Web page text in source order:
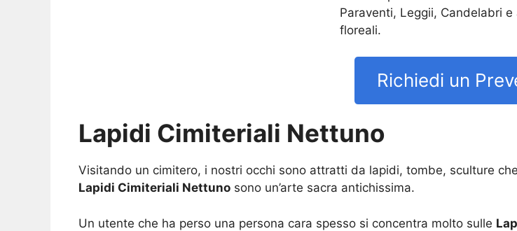
Paraventi, Leggii, Candelabri
floreali.
Richiedi un
Lapidi Cimiteriali Nettuno
Visitando un cimitero, i nostri occhi sono attratti da lapidi, tombe, sculture
Lapidi Cimiteriali Nettuno sono un’arte sacra antichissima.
Un utente che ha perso una persona cara spesso si concentra molto sulle